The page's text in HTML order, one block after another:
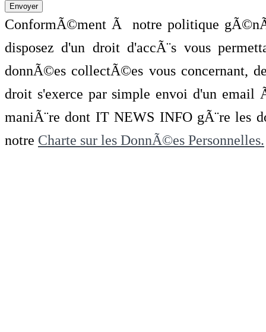
ConformÃ©ment Ã notre politique
disposez d'un droit d'accÃ¨s vous
donnÃ©es collectÃ©es vous concernant,
droit s'exerce par simple envoi d'un
maniÃ¨re dont IT NEWS INFO gÃ¨re les
notre Charte sur les DonnÃ©es Personnelles.